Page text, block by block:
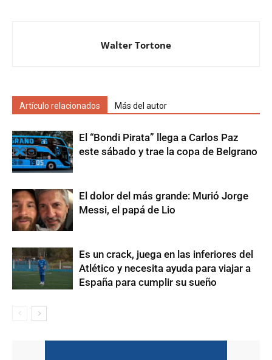
Walter Tortone
Artículo relacionados Más del autor
El “Bondi Pirata” llega a Carlos Paz
este sábado y trae la copa de Belgrano
El dolor del más grande: Murió Jorge
Messi, el papá de Lio
Es un crack, juega en las inferiores del
Atlético y necesita ayuda para viajar a
España para cumplir su sueño